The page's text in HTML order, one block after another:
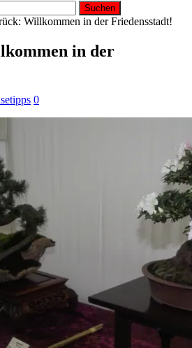
Willkommen in der Friedensstadt!
in der
0